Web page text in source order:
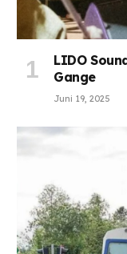
LIDO
Gange
Juni 19, 2025